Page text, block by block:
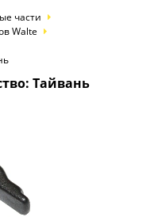
части
Walte
Тайвань